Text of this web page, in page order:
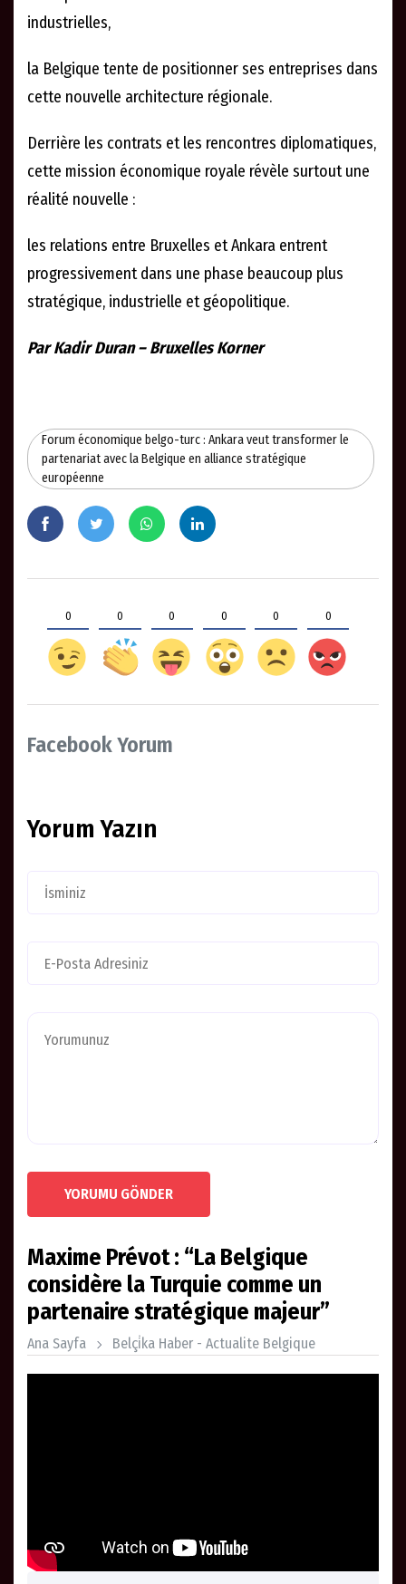
industrielles,
la Belgique tente de positionner ses entreprises dans
cette nouvelle architecture régionale.
Derrière les contrats et les rencontres diplomatiques,
cette mission économique royale révèle surtout une
réalité nouvelle :
les relations entre Bruxelles et Ankara entrent
progressivement dans une phase beaucoup plus
stratégique, industrielle et géopolitique.
Par Kadir Duran – Bruxelles Korner
Forum économique belgo-turc : Ankara veut transformer le
partenariat avec la Belgique en alliance stratégique
européenne
0 0 0 0 0 0
Facebook Yorum
Yorum Yazın
YORUMU GÖNDER
Maxime Prévot : “La Belgique
considère la Turquie comme un
partenaire stratégique majeur”
Ana Sayfa Belçi̇ka Haber - Actualite Belgique